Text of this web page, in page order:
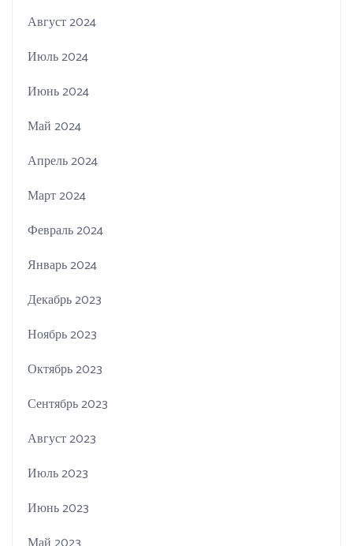
Август 2024
Июль 2024
Июнь 2024
Май 2024
Апрель 2024
Март 2024
Февраль 2024
Январь 2024
Декабрь 2023
Ноябрь 2023
Октябрь 2023
Сентябрь 2023
Август 2023
Июль 2023
Июнь 2023